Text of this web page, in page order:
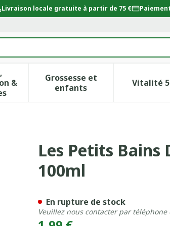
Livraison locale gratuite à partir de 75 €
la catégorie Beauté, soins et hygiène
&le sous-menu pour la catégorie
Grossesse et
enfantsAfficher le sous-menu
Vitalité
Gel Douche
Les Petits Bains
100ml
En rupture de stock
Veuillez nous contacter par